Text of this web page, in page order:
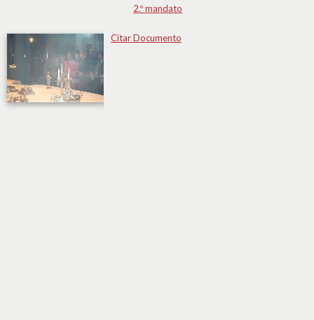
2.º mandato
Citar Documento